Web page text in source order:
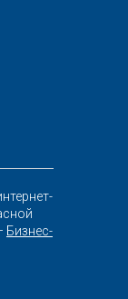
Бизнес-